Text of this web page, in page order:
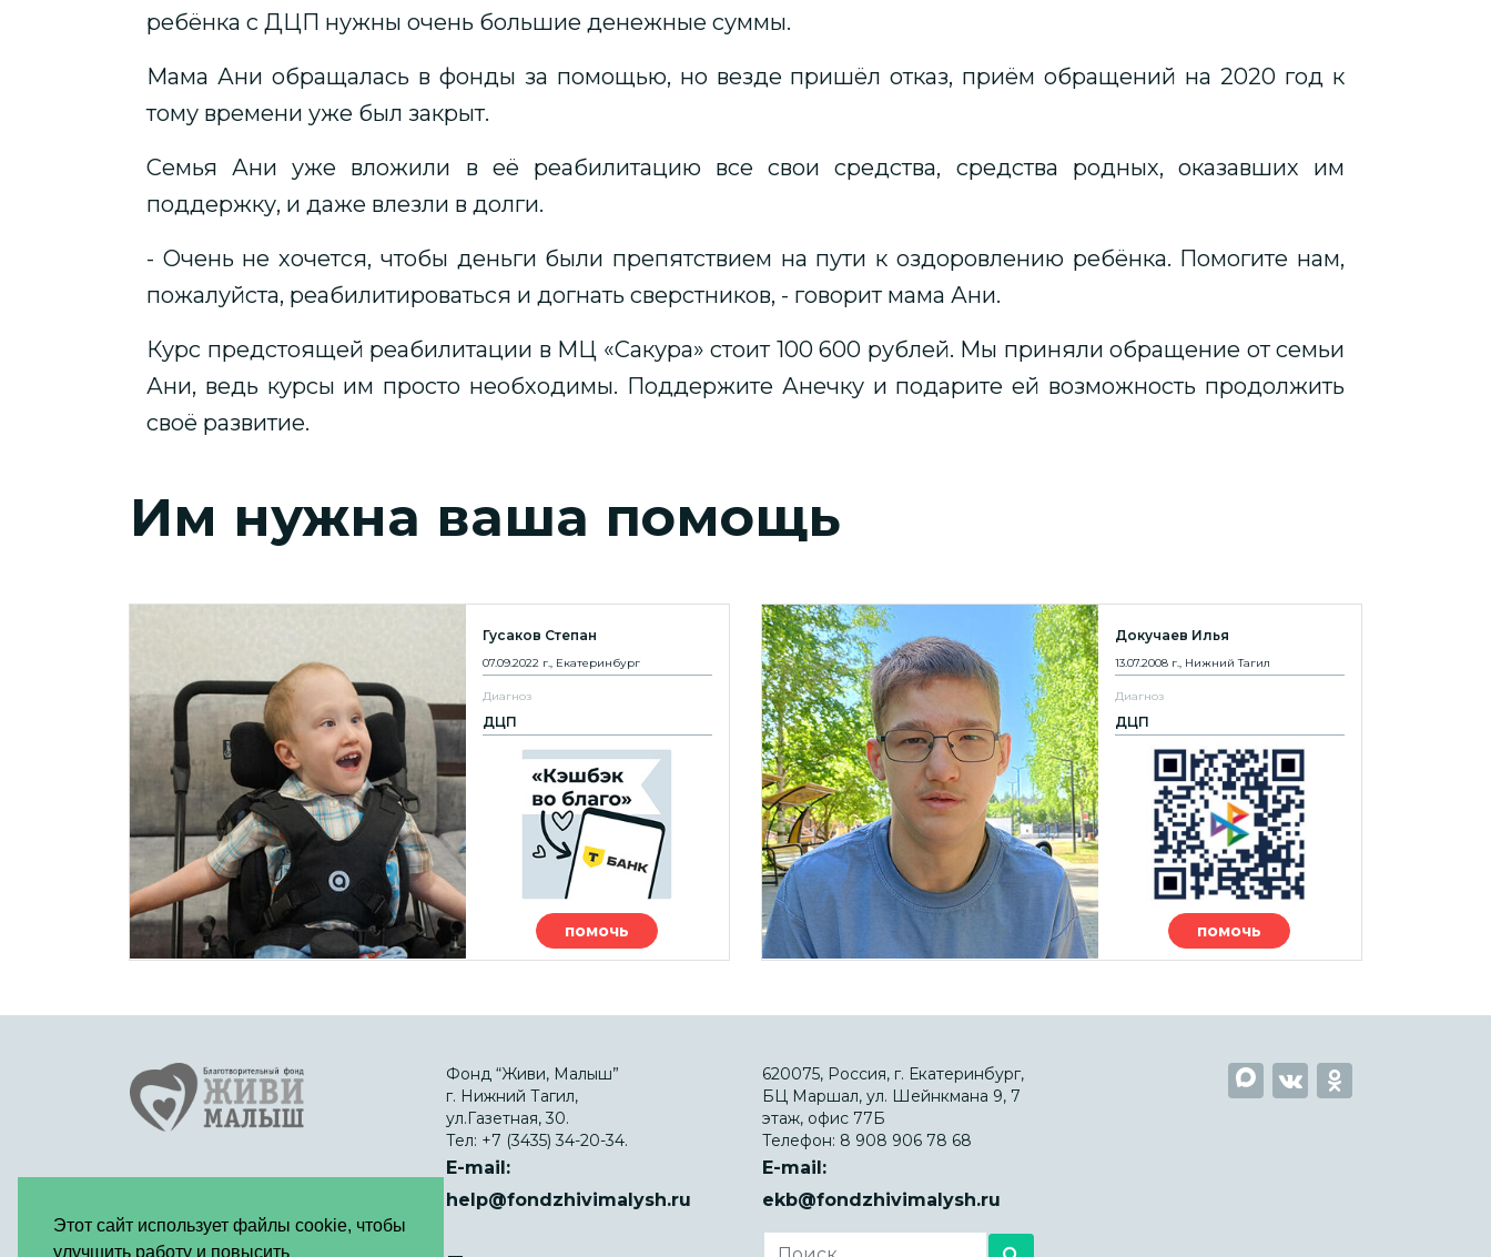
Этот сайт использует файлы cookie, чтобы
улучшить работу и повысить
ребёнка с ДЦП нужны очень большие денежные суммы.
Мама Ани обращалась в фонды за помощью, но везде пришёл отказ, приём обращений на 2020 год к
тому времени уже был закрыт.
Семья Ани уже вложили в её реабилитацию все свои средства, средства родных, оказавших им
поддержку, и даже влезли в долги.
- Очень не хочется, чтобы деньги были препятствием на пути к оздоровлению ребёнка. Помогите нам,
пожалуйста, реабилитироваться и догнать сверстников, - говорит мама Ани.
Курс предстоящей реабилитации в МЦ «Сакура» стоит 100 600 рублей. Мы приняли обращение от семьи
Ани, ведь курсы им просто необходимы. Поддержите Анечку и подарите ей возможность продолжить
своё развитие.
Им нужна ваша помощь
Гусаков Степан
07.09.2022 г., Екатеринбург
Диагноз
ДЦП
помочь
Докучаев Илья
13.07.2008 г., Нижний Тагил
Диагноз
ДЦП
помочь
Фонд «ЖИВИ,
МАЛЫШ» © 2012 -
Фонд “Живи, Малыш”
г. Нижний Тагил,
ул.Газетная, 30.
Тел: +7 (3435) 34-20-34.
E-mail:
help@fondzhivimalysh.ru
620075, Россия, г. Екатеринбург,
БЦ Маршал, ул. Шейнкмана 9, 7
этаж, офис 77Б
Телефон: 8 908 906 78 68
E-mail:
ekb@fondzhivimalysh.ru